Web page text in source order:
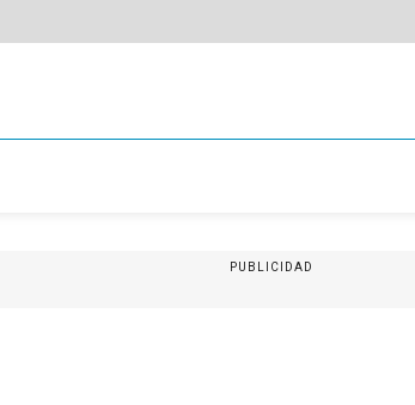
PUBLICIDAD